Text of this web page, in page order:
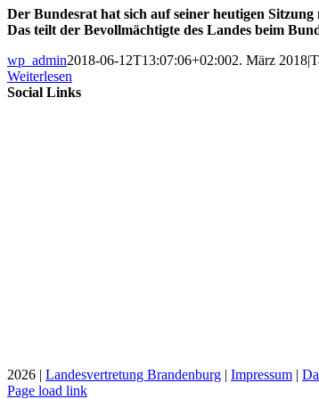
Der Bundesrat hat sich auf seiner heutigen
Das teilt der Bevollmächtigte des Landes beim
wp_admin2018-06-12T13:07:06+02:002. März 2018|
Weiterlesen
Social Links
2026 | Landesvertretung Brandenburg | Impressum |
Page load link